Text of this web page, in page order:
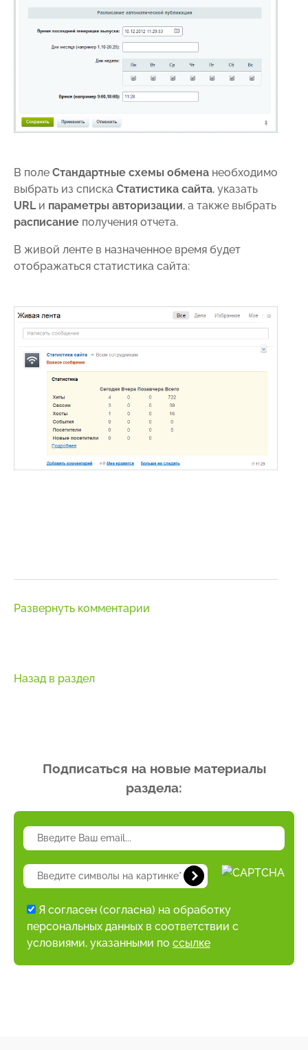
В поле Стандартные схемы обмена необходимо
выбрать из списка Статистика сайта, указать
URLи параметры авторизации, а также выбрать
расписание получения отчета.
В живой ленте в назначенное время будет
отображаться статистика сайта:
Развернуть комментарии
Назад в раздел
Подписаться на новые материалы
раздела:
Я согласен (согласна) на обработку
персональных данных в соответствии с
условиями, указанными по ссылке